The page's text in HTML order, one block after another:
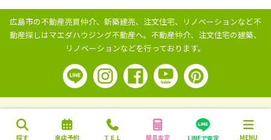
探す 来店予約 ＴＥＬ 簡易査定 LINEで査定 MENU
広島市の不動産売買仲介、新築建売、注文住宅、リノベーションなど不
動産探しはマエダハウジング不動産へ。 不動産仲介、注文住宅の建築、
リノベーションなどを行っております。